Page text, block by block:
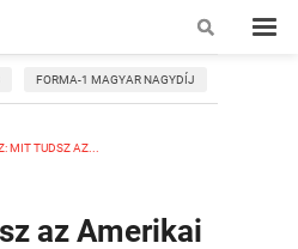
FORMA-1 MAGYAR NAGYDÍJ
MIT TUDSZ AZ...
az Amerikai